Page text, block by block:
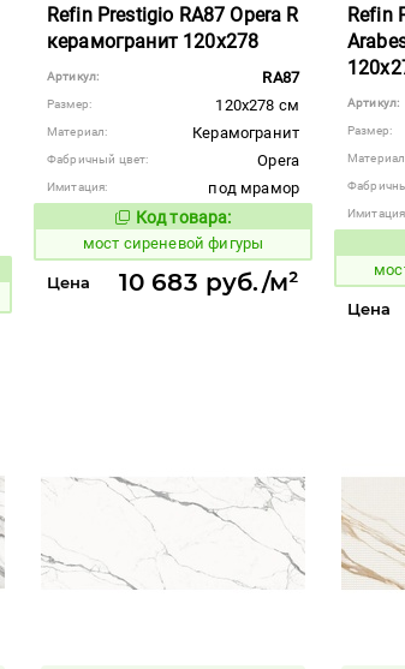
Refin Prestigio RA87 Opera R
керамогранит 120x278
Артикул: RA87
Размер: 120x278 см
Материал: Керамогранит
Фабричный цвет: Opera
Имитация:
под мрамор
Код товара:
1026490Код товара:
мост сиреневой фигуры
Цена 10 683 руб./м²
Refin
Артикул:
Размер:
Цена